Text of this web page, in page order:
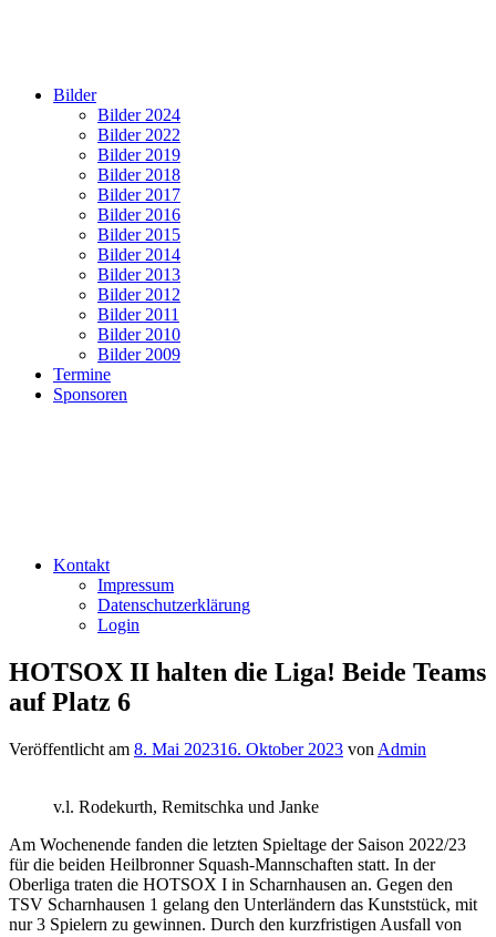
Bilder
Bilder 2024
Bilder 2022
Bilder 2019
Bilder 2018
Bilder 2017
Bilder 2016
Bilder 2015
Bilder 2014
Bilder 2013
Bilder 2012
Bilder 2011
Bilder 2010
Bilder 2009
Termine
Sponsoren
Kontakt
Impressum
Datenschutzerklärung
Login
HOTSOX II halten die Liga! Beide Teams
auf Platz 6
Veröffentlicht am 8. Mai 202316. Oktober 2023 von Admin
v.l. Rodekurth, Remitschka und Janke
Am Wochenende fanden die letzten Spieltage der Saison 2022/23
für die beiden Heilbronner Squash-Mannschaften statt. In der
Oberliga traten die HOTSOX I in Scharnhausen an. Gegen den
TSV Scharnhausen 1 gelang den Unterländern das Kunststück, mit
nur 3 Spielern zu gewinnen. Durch den kurzfristigen Ausfall von